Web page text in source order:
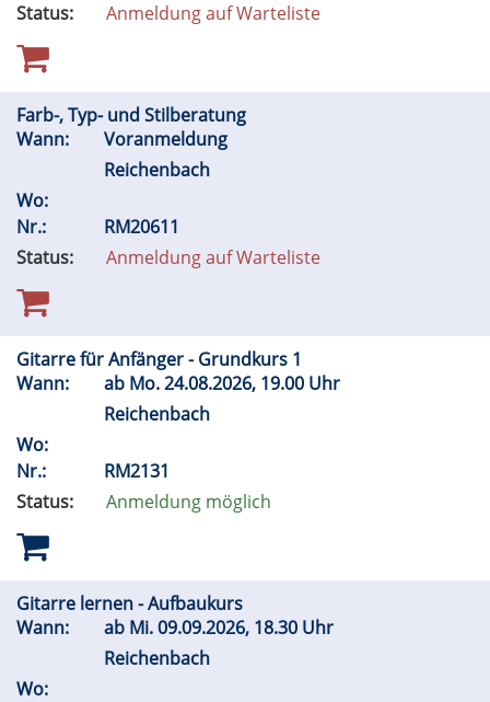
Status:
Anmeldung auf Warteliste
Farb-, Typ- und Stilberatung
Wann:
Voranmeldung
Reichenbach
Wo:
Nr.:
RM20611
Status:
Anmeldung auf Warteliste
Gitarre für Anfänger - Grundkurs 1
Wann:
ab Mo.24.08.2026, 19.00 Uhr
Reichenbach
Wo:
Nr.:
RM2131
Status:
Anmeldung möglich
Gitarre lernen - Aufbaukurs
Wann:
ab Mi.09.09.2026, 18.30 Uhr
Reichenbach
Wo: